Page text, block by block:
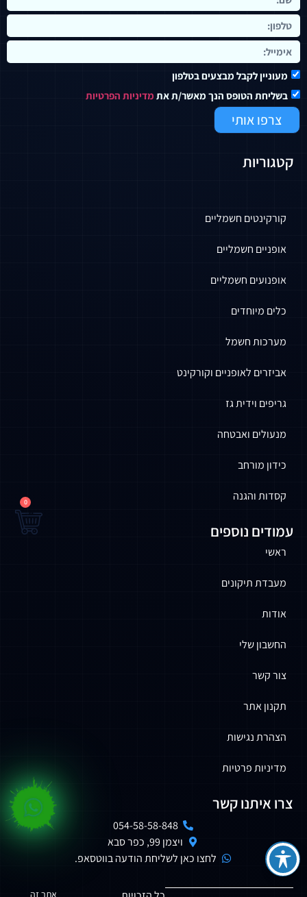
מעוניין לקבל מבצעים בטלפון
בשליחת הטופס הנך מאשר/ת את מדיניות הפרטיות
צרפו אותי
קטגוריות
קורקינטים חשמליים
אופניים חשמליים
אופנועים חשמליים
כלים מיוחדים
מערכות חשמל
אביזרים לאופניים וקורקינט
גריפים וידית גז
מנעולים ואבטחה
כידון מורחב
קסדות והגנה
עמודים נוספים
ראשי
מעבדת תיקונים
אודות
החשבון שלי
צור קשר
תקנון אתר
הצהרת נגישות
מדיניות פרטיות
צרו איתנו קשר
054-58-58-848
ויצמן 99, כפר סבא
לחצו כאן לשליחת הודעה בווטסאפ.
0
אתר זה